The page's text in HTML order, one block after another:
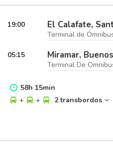
19:00 El Calafate,
Terminal de
05:15 Miramar,
Terminal De
58h 15min
+
+ 2 transbordos